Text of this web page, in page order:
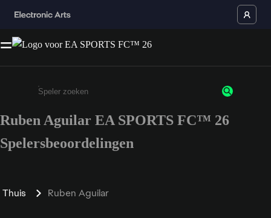
Enter a minimum of 3 characters or numbers
Ruben Aguilar EA SPORTS FC™ 26
Spelersbeoordelingen
Thuis Ruben Aguilar